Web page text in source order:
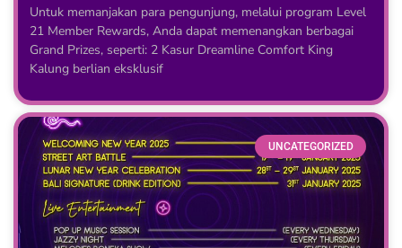
Untuk memanjakan para pengunjung, melalui program Level
21 Member Rewards, Anda dapat memenangkan berbagai
Grand Prizes, seperti: 2 Kasur Dreamline Comfort King
Kalung berlian eksklusif
UNCATEGORIZED